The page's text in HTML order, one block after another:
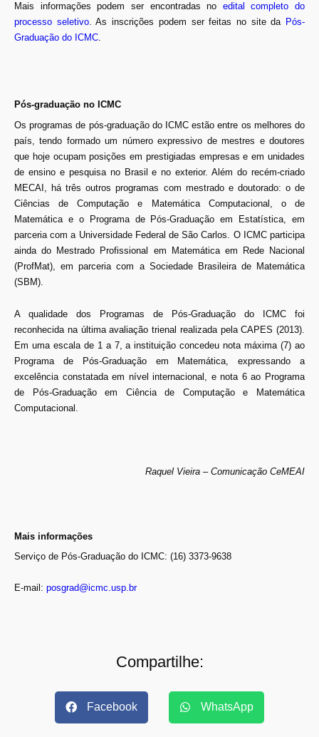
Mais informações podem ser encontradas no edital completo do
processo seletivo. As inscrições podem ser feitas no site da Pós-
Graduação do ICMC.
Pós-graduação no ICMC
Os programas de pós-graduação do ICMC estão entre os melhores do
país, tendo formado um número expressivo de mestres e doutores
que hoje ocupam posições em prestigiadas empresas e em unidades
de ensino e pesquisa no Brasil e no exterior. Além do recém-criado
MECAI, há três outros programas com mestrado e doutorado: o de
Ciências de Computação e Matemática Computacional, o de
Matemática e o Programa de Pós-Graduação em Estatística, em
parceria com a Universidade Federal de São Carlos. O ICMC participa
ainda do Mestrado Profissional em Matemática em Rede Nacional
(ProfMat), em parceria com a Sociedade Brasileira de Matemática
(SBM).
A qualidade dos Programas de Pós-Graduação do ICMC foi
reconhecida na última avaliação trienal realizada pela CAPES (2013).
Em uma escala de 1 a 7, a instituição concedeu nota máxima (7) ao
Programa de Pós-Graduação em Matemática, expressando a
excelência constatada em nível internacional, e nota 6 ao Programa
de Pós-Graduação em Ciência de Computação e Matemática
Computacional.
Raquel Vieira – Comunicação CeMEAI
Mais informações
Serviço de Pós-Graduação do ICMC: (16) 3373-9638
E-mail: posgrad@icmc.usp.br
Compartilhe:
Facebook WhatsApp